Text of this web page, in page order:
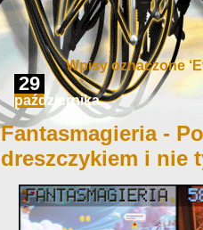
Wpisy oznaczone
29
października
Fantasmagieria -
dreszczykiem i nie